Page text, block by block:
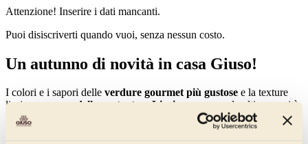
Attenzione! Inserire i dati mancanti.
Puoi disiscriverti quando vuoi, senza nessun costo.
Un autunno di novità in casa Giuso!
I colori e i sapori delle verdure gourmet più gustose e la texture
liscia e cremosadelle portentose Lievicreme: ecco le ultime novità
firmate Giuso, che arricchiranno con nuovi e originali sapori il
mondo della Pasticceria artigianale.